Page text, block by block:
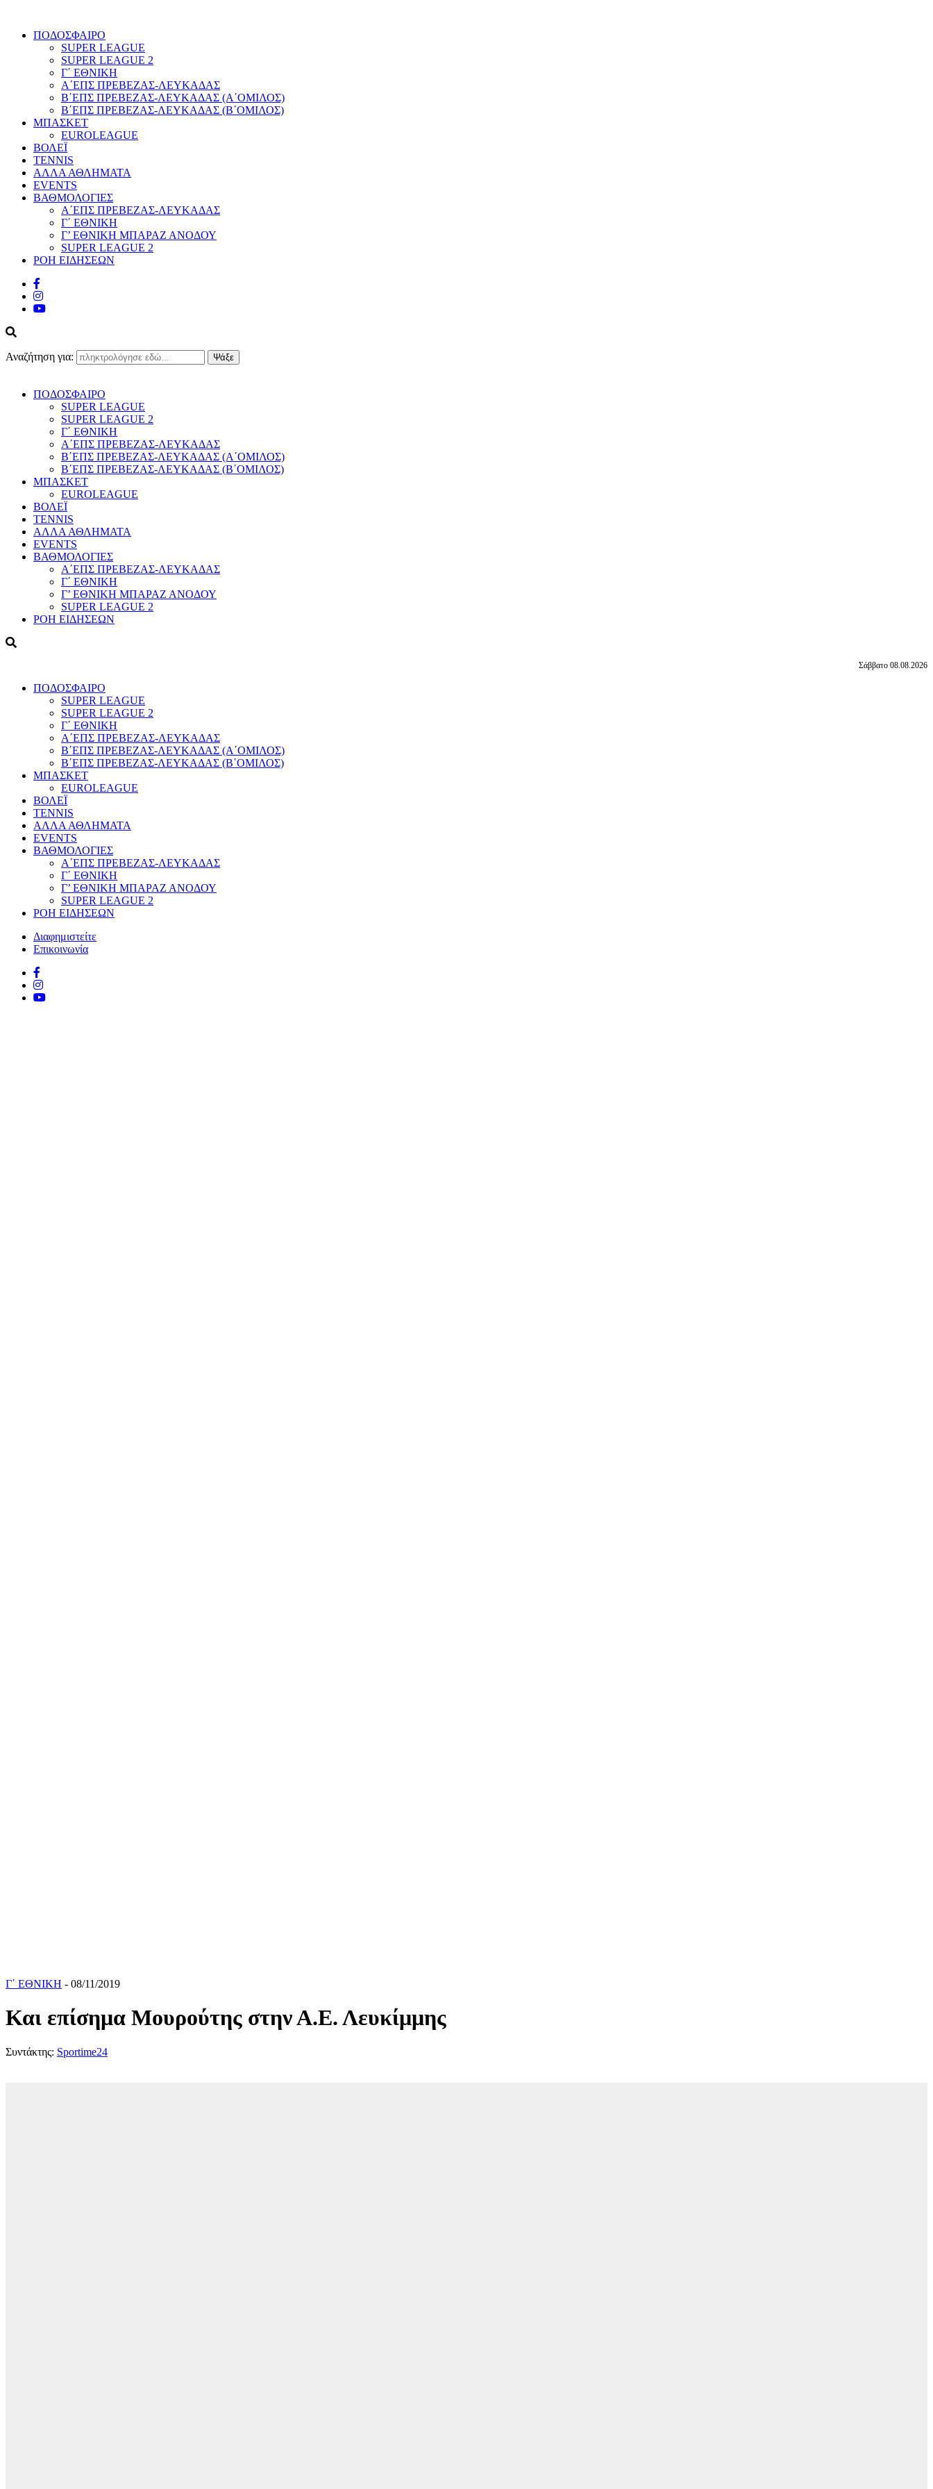
ΠΟΔΟΣΦΑΙΡΟ
SUPER LEAGUE
SUPER LEAGUE 2
Γ΄ ΕΘΝΙΚΗ
Α΄ΕΠΣ ΠΡΕΒΕΖΑΣ-ΛΕΥΚΑΔΑΣ
Β΄ΕΠΣ ΠΡΕΒΕΖΑΣ-ΛΕΥΚΑΔΑΣ (Α΄ΟΜΙΛΟΣ)
Β΄ΕΠΣ ΠΡΕΒΕΖΑΣ-ΛΕΥΚΑΔΑΣ (Β΄ΟΜΙΛΟΣ)
ΜΠΑΣΚΕΤ
EUROLEAGUE
ΒΟΛΕΪ
TENNIS
ΑΛΛΑ ΑΘΛΗΜΑΤΑ
EVENTS
ΒΑΘΜΟΛΟΓΙΕΣ
Α΄ΕΠΣ ΠΡΕΒΕΖΑΣ-ΛΕΥΚΑΔΑΣ
Γ΄ ΕΘΝΙΚΗ
Γ’ ΕΘΝΙΚΗ ΜΠΑΡΑΖ ΑΝΟΔΟΥ
SUPER LEAGUE 2
ΡΟΗ ΕΙΔΗΣΕΩΝ
Αναζήτηση για:
ΠΟΔΟΣΦΑΙΡΟ
SUPER LEAGUE
SUPER LEAGUE 2
Γ΄ ΕΘΝΙΚΗ
Α΄ΕΠΣ ΠΡΕΒΕΖΑΣ-ΛΕΥΚΑΔΑΣ
Β΄ΕΠΣ ΠΡΕΒΕΖΑΣ-ΛΕΥΚΑΔΑΣ (Α΄ΟΜΙΛΟΣ)
Β΄ΕΠΣ ΠΡΕΒΕΖΑΣ-ΛΕΥΚΑΔΑΣ (Β΄ΟΜΙΛΟΣ)
ΜΠΑΣΚΕΤ
EUROLEAGUE
ΒΟΛΕΪ
TENNIS
ΑΛΛΑ ΑΘΛΗΜΑΤΑ
EVENTS
ΒΑΘΜΟΛΟΓΙΕΣ
Α΄ΕΠΣ ΠΡΕΒΕΖΑΣ-ΛΕΥΚΑΔΑΣ
Γ΄ ΕΘΝΙΚΗ
Γ’ ΕΘΝΙΚΗ ΜΠΑΡΑΖ ΑΝΟΔΟΥ
SUPER LEAGUE 2
ΡΟΗ ΕΙΔΗΣΕΩΝ
Σάββατο 08.08.2026
ΠΟΔΟΣΦΑΙΡΟ
SUPER LEAGUE
SUPER LEAGUE 2
Γ΄ ΕΘΝΙΚΗ
Α΄ΕΠΣ ΠΡΕΒΕΖΑΣ-ΛΕΥΚΑΔΑΣ
Β΄ΕΠΣ ΠΡΕΒΕΖΑΣ-ΛΕΥΚΑΔΑΣ (Α΄ΟΜΙΛΟΣ)
Β΄ΕΠΣ ΠΡΕΒΕΖΑΣ-ΛΕΥΚΑΔΑΣ (Β΄ΟΜΙΛΟΣ)
ΜΠΑΣΚΕΤ
EUROLEAGUE
ΒΟΛΕΪ
TENNIS
ΑΛΛΑ ΑΘΛΗΜΑΤΑ
EVENTS
ΒΑΘΜΟΛΟΓΙΕΣ
Α΄ΕΠΣ ΠΡΕΒΕΖΑΣ-ΛΕΥΚΑΔΑΣ
Γ΄ ΕΘΝΙΚΗ
Γ’ ΕΘΝΙΚΗ ΜΠΑΡΑΖ ΑΝΟΔΟΥ
SUPER LEAGUE 2
ΡΟΗ ΕΙΔΗΣΕΩΝ
Διαφημιστείτε
Επικοινωνία
Γ΄ ΕΘΝΙΚΗ - 08/11/2019
Και επίσημα Μουρούτης στην Α.Ε. Λευκίμμης
Συντάκτης: Sportime24